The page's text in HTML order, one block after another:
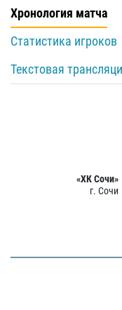
Хронология матча
Статистика игроков
Текстовая
«ХК Сочи»
г. Сочи